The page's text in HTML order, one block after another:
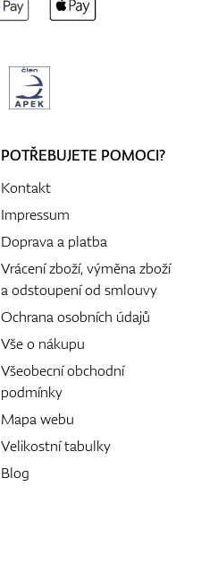
POTŘEBUJETE POMOCI?
Kontakt
Impressum
Doprava a platba
Vrácení zboží, výměna zboží
a odstoupení od smlouvy
Ochrana osobních údajů
Vše o nákupu
Všeobecní obchodní
podmínky
Mapa webu
Velikostní tabulky
Blog